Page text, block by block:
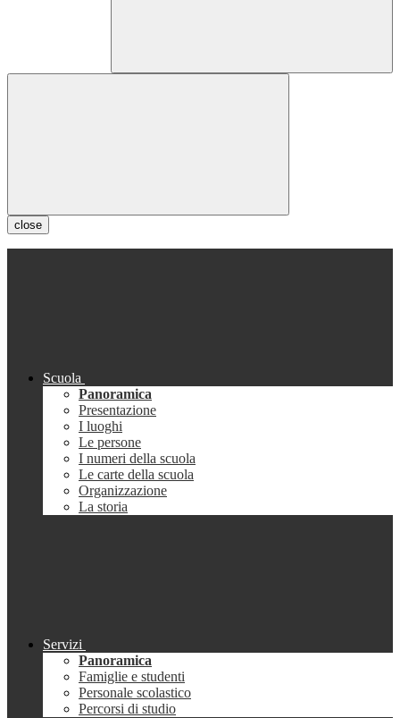
close
Scuola
Panoramica
Presentazione
I luoghi
Le persone
I numeri della scuola
Le carte della scuola
Organizzazione
La storia
Servizi
Panoramica
Famiglie e studenti
Personale scolastico
Percorsi di studio